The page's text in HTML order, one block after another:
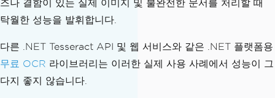
즈나 결함이 있는 실제 이미지 및 불완전한 문서를 처리할 때
탁월한 성능을 발휘합니다.
다른 .NET Tesseract API 및 웹 서비스와 같은 .NET 플랫폼용
무료 OCR 라이브러리는 이러한 실제 사용 사례에서 성능이 그
다지 좋지 않습니다.